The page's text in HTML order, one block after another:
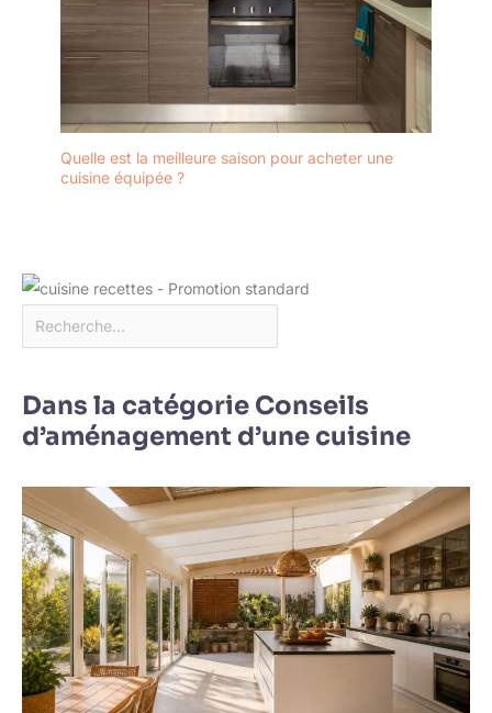
Quelle est la meilleure saison pour acheter une
cuisine équipée ?
Dans la catégorie Conseils
d’aménagement d’une cuisine